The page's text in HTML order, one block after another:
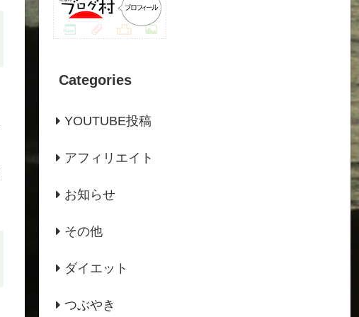
Categories
YOUTUBE投稿
アフィリエイト
お知らせ
その他
ダイエット
つぶやき